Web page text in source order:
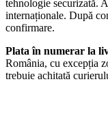
tehnologie securizată.
internaționale. După
confirmare.
Plata în numerar la
România, cu excepția
trebuie achitată